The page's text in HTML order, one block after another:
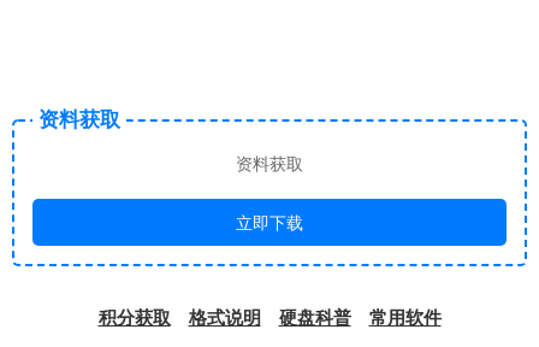
资料获取
资料获取
立即下载
积分获取 格式说明 硬盘科普 常用软件